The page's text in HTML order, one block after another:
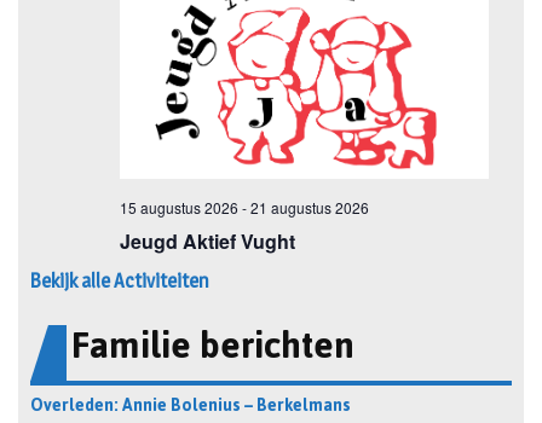
Bekijk alle Activiteiten
Familie berichten
Overleden: Annie Bolenius – Berkelmans